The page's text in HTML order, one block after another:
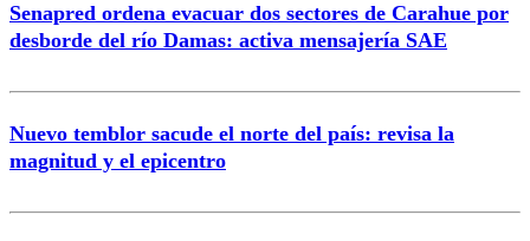
Senapred ordena evacuar dos sectores de Carahue por
desborde del río Damas: activa mensajería SAE
Nuevo temblor sacude el norte del país: revisa la
magnitud y el epicentro